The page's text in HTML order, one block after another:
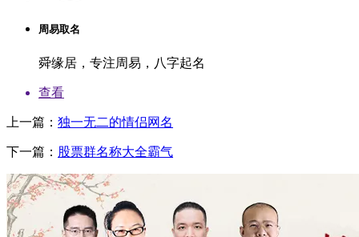
周易取名
舜缘居，专注周易，八字起名
查看
上一篇： 独一无二的情侣网名
下一篇： 股票群名称大全霸气